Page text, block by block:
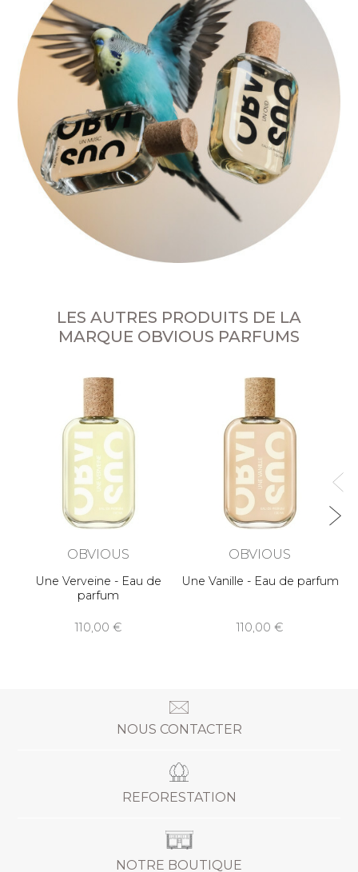
LES AUTRES PRODUITS DE LA
MARQUE OBVIOUS PARFUMS
OBVIOUS
Une Verveine - Eau de
parfum
110,00
OBVIOUS
Une Vanille - Eau de parfum
110,00
NOUS CONTACTER
REFORESTATION
NOTRE BOUTIQUE